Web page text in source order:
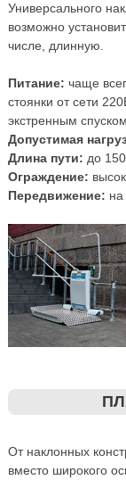
Универсального
возможно
числе, длинную.
Питание: чаще
стоянки от сети
экстренным
Допустимая
Длина пути: до
Ограждение:
Передвижение: на
От наклонных
вместо широкого